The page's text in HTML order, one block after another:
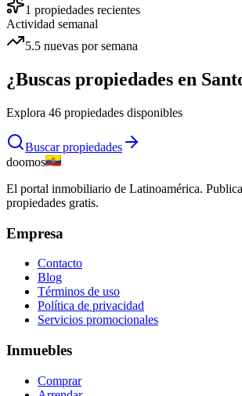
1 propiedades recientes
Actividad semanal
5.5 nuevas por semana
¿Buscas propiedades en
Explora 46 propiedades disponibles
Buscar propiedades
doomos
El portal inmobiliario de Latinoamérica.
propiedades gratis.
Empresa
Contacto
Blog
Términos de uso
Política de privacidad
Servicios promocionales
Inmuebles
Comprar